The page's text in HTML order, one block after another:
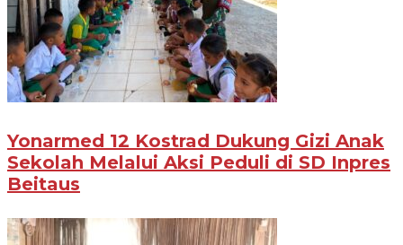
Yonarmed 12 Kostrad Dukung Gizi Anak
Sekolah Melalui Aksi Peduli di SD Inpres
Beitaus